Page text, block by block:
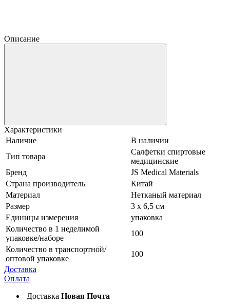
Описание
Характеристики
Наличие
В наличии
Тип товара
Салфетки спиртовые
медицинские
Бренд
JS Medical Materials
Страна производитель
Китай
Материал
Нетканый материал
Размер
3 х 6,5 см
Единицы измерения
упаковка
Количество в 1 неделимой
упаковке/наборе
100
Количество в транспортной/
оптовой упаковке
100
Доставка
Оплата
Доставка Новая Почта